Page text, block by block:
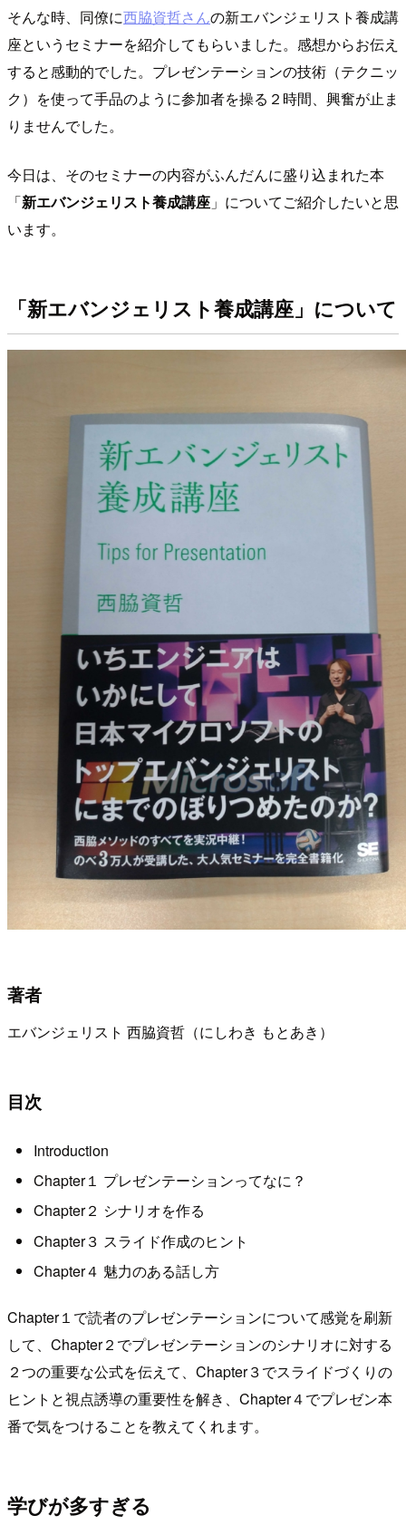
そんな時、同僚に西脇資哲さんの新エバンジェリスト養成講
座というセミナーを紹介してもらいました。感想からお伝え
すると感動的でした。プレゼンテーションの技術（テクニッ
ク）を使って手品のように参加者を操る２時間、興奮が止ま
りませんでした。
今日は、そのセミナーの内容がふんだんに盛り込まれた本
「新エバンジェリスト養成講座 」についてご紹介したいと思
います。
「新エバンジェリスト養成講座」について
著者
エバンジェリスト 西脇資哲（にしわき もとあき）
目次
Introduction
Chapter１ プレゼンテーションってなに？
Chapter２ シナリオを作る
Chapter３ スライド作成のヒント
Chapter４ 魅力のある話し方
Chapter１で読者のプレゼンテーションについて感覚を刷新
して、Chapter２でプレゼンテーションのシナリオに対する
２つの重要な公式を伝えて、Chapter３でスライドづくりの
ヒントと視点誘導の重要性を解き、Chapter４でプレゼン本
番で気をつけることを教えてくれます。
学びが多すぎる